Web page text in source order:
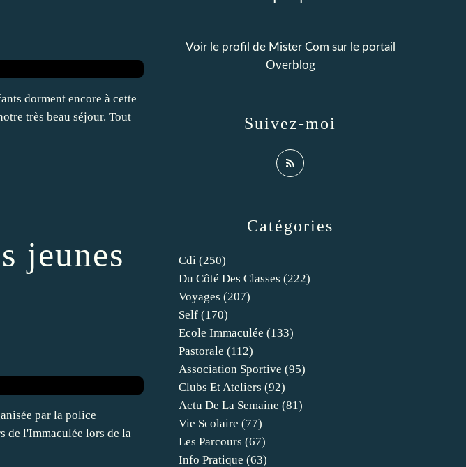
dorment encore à cette
très beau séjour. Tout
jeunes
par la police
de l'Immaculée lors de la
Catégories
Cdi (250)
Du Côté Des Classes (222)
Voyages (207)
Self (170)
Ecole Immaculée (133)
Pastorale (112)
Association Sportive (95)
Clubs Et Ateliers (92)
Actu De La Semaine (81)
Vie Scolaire (77)
Les Parcours (67)
Info Pratique (63)
Suivez-moi
Voir le profil de Mister Com sur le portail
Overblog